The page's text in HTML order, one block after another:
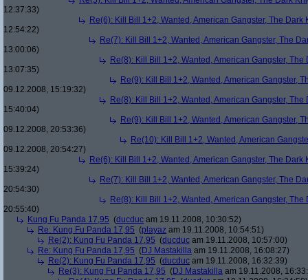
12:37:33)
Re(6): Kill Bill 1+2, Wanted, American Gangster, The Dark
12:54:22)
Re(7): Kill Bill 1+2, Wanted, American Gangster, The
13:00:06)
Re(8): Kill Bill 1+2, Wanted, American Gangster, The
13:07:35)
Re(9): Kill Bill 1+2, Wanted, American Gangster,
09.12.2008, 15:19:32)
Re(8): Kill Bill 1+2, Wanted, American Gangster, The
15:40:04)
Re(9): Kill Bill 1+2, Wanted, American Gangster,
09.12.2008, 20:53:36)
Re(10): Kill Bill 1+2, Wanted, American
09.12.2008, 20:54:27)
Re(6): Kill Bill 1+2, Wanted, American Gangster, The Dark
15:39:24)
Re(7): Kill Bill 1+2, Wanted, American Gangster, The
20:54:30)
Re(8): Kill Bill 1+2, Wanted, American Gangster, The
20:55:40)
Kung Fu Panda 17,95 (ducduc am 19.11.2008, 10:30:52)
Re: Kung Fu Panda 17,95 (playaz am 19.11.2008, 10:54:51)
Re(2): Kung Fu Panda 17,95 (ducduc am 19.11.2008, 10:57:00)
Re: Kung Fu Panda 17,95 (DJ Mastakilla am 19.11.2008, 16:08:27)
Re(2): Kung Fu Panda 17,95 (ducduc am 19.11.2008, 16:32:39)
Re(3): Kung Fu Panda 17,95 (DJ Mastakilla am 19.11.2008,